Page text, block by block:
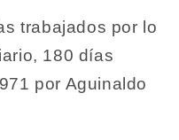
trabajados por lo
180 días
por Aguinaldo